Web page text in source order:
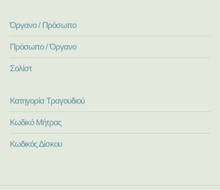
Όργανο / Πρόσωπο
Πρόσωπο / Όργανο
Σολίστ
Κατηγορία Τραγουδιού
Κωδικό Μήτρας
Κωδικός Δίσκου